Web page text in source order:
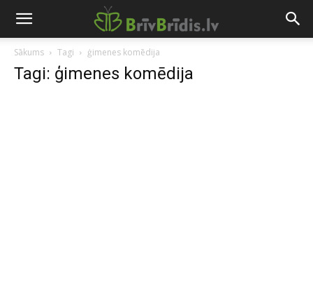
Sākums Tagi ģimenes komēdija
Tagi: ģimenes komēdija